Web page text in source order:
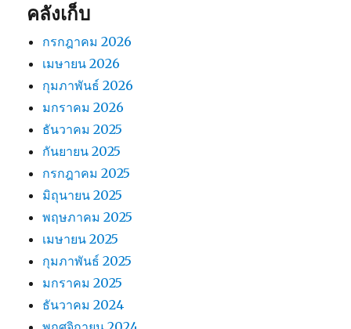
คลังเก็บ
กรกฎาคม 2026
เมษายน 2026
กุมภาพันธ์ 2026
มกราคม 2026
ธันวาคม 2025
กันยายน 2025
กรกฎาคม 2025
มิถุนายน 2025
พฤษภาคม 2025
เมษายน 2025
กุมภาพันธ์ 2025
มกราคม 2025
ธันวาคม 2024